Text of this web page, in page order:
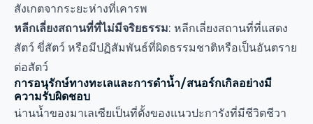
สังเกตจากระยะห่างที่เคารพ
หลีกเลี่ยงสถานที่ที่ไม่มีจริยธรรม: หลีกเลี่ยงสถานที่ที่แสดง
สัตว์ ขี่สัตว์ หรือมีปฏิสัมพันธ์ที่ผิดธรรมชาติหรือเป็นอันตราย
ต่อสัตว์
การอนุรักษ์ทางทะเลและการดำน้ำ/สนอร์กเกิลอย่างมี
ความรับผิดชอบ
น่านน้ำของมาเลเซียเป็นที่ตั้งของแนวปะการังที่มีชีวิตชีวา